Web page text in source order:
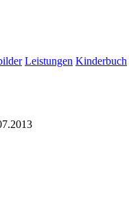
Leistungen Kinderbuch